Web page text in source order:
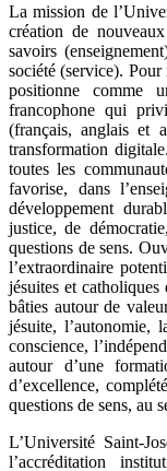
La mission de
création de
savoirs
société (service).
positionne comme
francophone qui
(français, anglais et
transformation
toutes les
favorise, dans
développement
justice, de
questions de sens.
l’extraordinaire
jésuites et
bâties autour de
jésuite, l’autonomie,
conscience,
autour d’une
d’excellence,
questions de sens, au
L’Université Saint-
l’accréditation